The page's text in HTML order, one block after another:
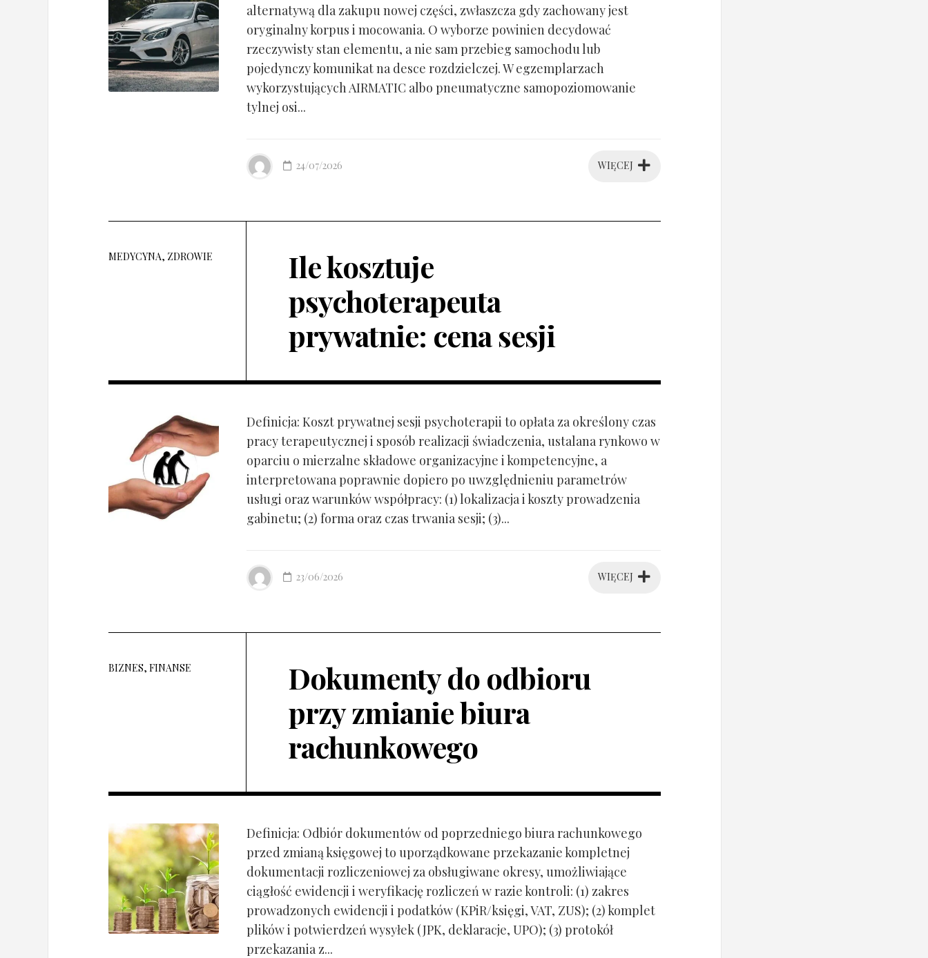
alternatywą dla zakupu nowej części, zwłaszcza gdy zachowany jest
oryginalny korpus i mocowania. O wyborze powinien decydować
rzeczywisty stan elementu, a nie sam przebieg samochodu lub
pojedynczy komunikat na desce rozdzielczej. W egzemplarzach
wykorzystujących AIRMATIC albo pneumatyczne samopoziomowanie
tylnej osi...
WIĘCEJ
24/07/2026
MEDYCYNA, ZDROWIE
Ile kosztuje
psychoterapeuta
prywatnie: cena sesji
Definicja: Koszt prywatnej sesji psychoterapii to opłata za określony czas
pracy terapeutycznej i sposób realizacji świadczenia, ustalana rynkowo w
oparciu o mierzalne składowe organizacyjne i kompetencyjne, a
interpretowana poprawnie dopiero po uwzględnieniu parametrów
usługi oraz warunków współpracy: (1) lokalizacja i koszty prowadzenia
gabinetu; (2) forma oraz czas trwania sesji; (3)...
WIĘCEJ
23/06/2026
BIZNES, FINANSE
Dokumenty do odbioru
przy zmianie biura
rachunkowego
Definicja: Odbiór dokumentów od poprzedniego biura rachunkowego
przed zmianą księgowej to uporządkowane przekazanie kompletnej
dokumentacji rozliczeniowej za obsługiwane okresy, umożliwiające
ciągłość ewidencji i weryfikację rozliczeń w razie kontroli: (1) zakres
prowadzonych ewidencji i podatków (KPiR/księgi, VAT, ZUS); (2) komplet
plików i potwierdzeń wysyłek (JPK, deklaracje, UPO); (3) protokół
przekazania z...